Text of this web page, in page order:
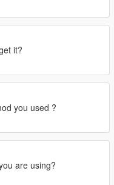
it?
you used ?
are using?